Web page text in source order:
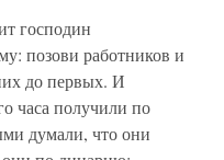
господин
позови работников и
до первых. И
часа получили по
думали, что они